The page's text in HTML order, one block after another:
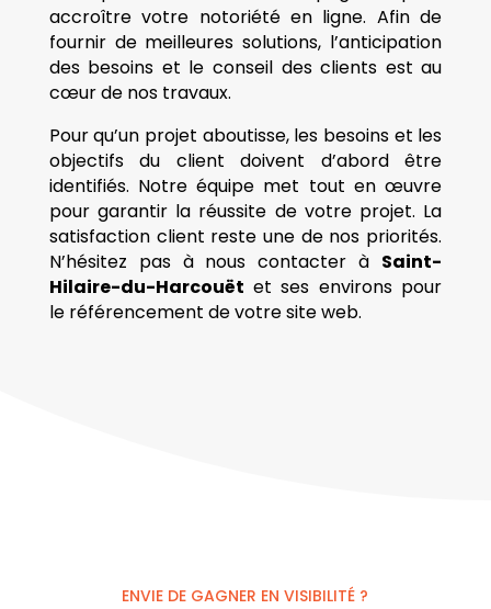
accroître votre notoriété en ligne. Afin de
fournir de meilleures solutions, l’anticipation
des besoins et le conseil des clients est au
cœur de nos travaux.
Pour qu’un projet aboutisse, les besoins et les
objectifs du client doivent d’abord être
identifiés. Notre équipe met tout en œuvre
pour garantir la réussite de votre projet. La
satisfaction client reste une de nos priorités.
N’hésitez pas à nous contacter à Saint-
Hilaire-du-Harcouët et ses environs pour
le référencement de votre site web.
ENVIE DE GAGNER EN VISIBILITÉ ?